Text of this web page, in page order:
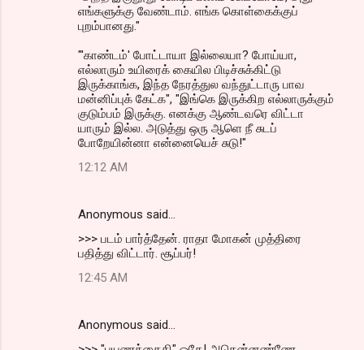
எங்களுக்கு வேண்டாம். எங்க கொள்கைக்குப்
புறம்பானது."
"'காண்டம்' போட்டாயா இல்லையா? போய்யா,
எல்லாரும் உயிரைக் கையில பிடிச்சுக்கிட்டு
இருக்காங்க, இந்த நேரத்துல வந்துட்டாரு பாவ
மன்னிப்புக் கேட்க", "இங்கெ இருக்கிற எல்லாருக்கும்
குடும்பம் இருக்கு. எனக்கு ஆண்டவரெ விட்டா
யாரும் இல்ல. அடுத்து ஒரு ஆளெ நீ சுடப்
போறேயின்னா என்னையெச் சுடு!"
12:12 AM
Anonymous said…
>>> படம் பார்த்தேன். ராதா மோகன் முத்திரை
பதித்து விட்டார். சூப்பர்!
12:45 AM
Anonymous said…